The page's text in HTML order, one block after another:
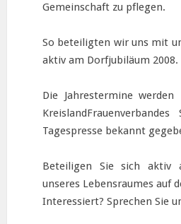
Gemeinschaft zu pflegen.
So beteiligten wir uns mit
aktiv am Dorfjubiläum 2008.
Die Jahrestermine
Tagespresse bekannt
Beteiligen Sie sich aktiv
unseres Lebensraumes auf
Interessiert? Sprechen Sie